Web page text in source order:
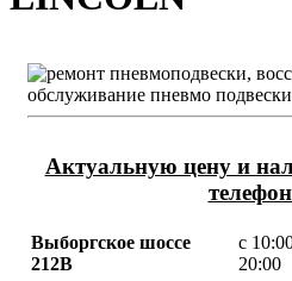
Актуальную цену и
Выборгское шоссе
212В
с
20:00